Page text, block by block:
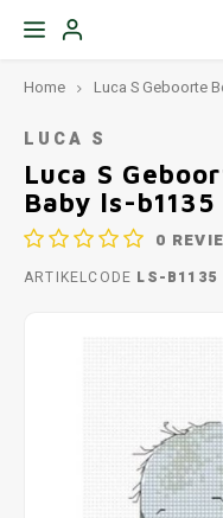
Home Luca S Geboorte
LUCA S
Luca S
Baby ls-b1135
0
ARTIKELCODE LS-B1135